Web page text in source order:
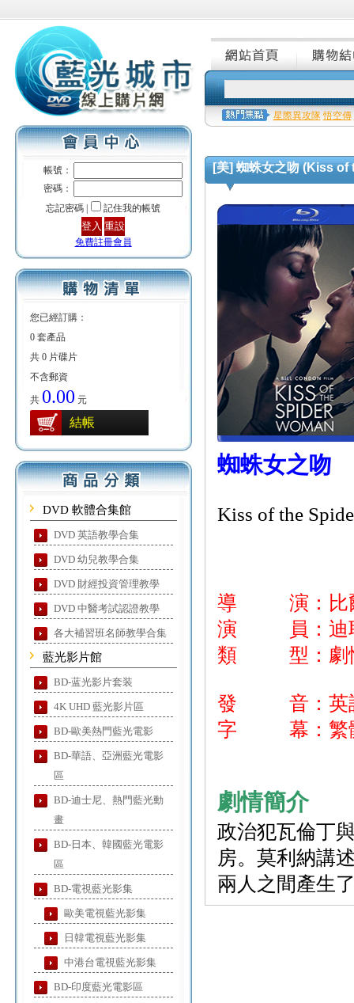
帳號：
密碼：
忘記密碼 |
記住我的帳號
免費註冊會員
您已經訂購：
0 套產品
共 0 片碟片
不含郵資
共 0.00 元
結帳
DVD 軟體合集館
DVD 英語教學合集
DVD 幼兒教學合集
DVD 財經投資管理教學
DVD 中醫考試認證教學
各大補習班名師教學合集
藍光影片館
BD-蓝光影片套装
4K UHD 藍光影片區
BD-歐美熱門藍光電影
BD-華語、亞洲藍光電影
區
BD-迪士尼、熱門藍光動
畫
BD-日本、韓國藍光電影
區
BD-電視藍光影集
歐美電視藍光影集
日韓電視藍光影集
中港台電視藍光影集
BD-印度藍光電影區
星際異攻隊 悟空傳
[美] 蜘蛛女之吻 (Kiss of
蜘蛛女之吻
Kiss of the
導 演：比
演 員：迪耶
類 型：劇
發 音：英
字 幕：繁體
劇情簡介
政治犯瓦倫丁
房。莫利納講
兩人之間產生